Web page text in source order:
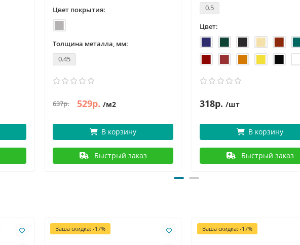
Цвет покрытия:
Толщина металла, мм:
0.45
637р. 529р. /м2
В корзину
Быстрый заказ
0.5
Цвет:
318р. /шт
В корзину
Быстрый заказ
Ваша скидка: -17% Ваша скидка: -17%